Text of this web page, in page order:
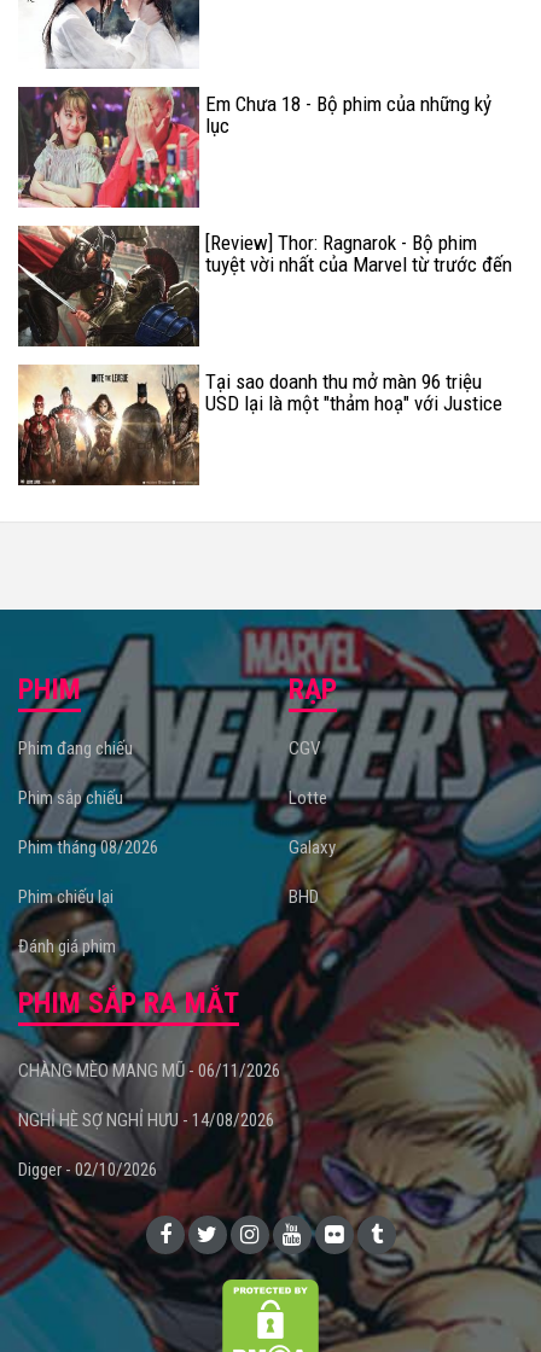
Em Chưa 18 - Bộ phim của những kỷ
lục
[Review] Thor: Ragnarok - Bộ phim
tuyệt vời nhất của Marvel từ trước đến
Tại sao doanh thu mở màn 96 triệu
USD lại là một "thảm hoạ" với Justice
PHIM
Phim đang chiếu
Phim sắp chiếu
Phim tháng 08/2026
Phim chiếu lại
Đánh giá phim
RẠP
CGV
Lotte
Galaxy
BHD
PHIM SẮP RA MẮT
CHÀNG MÈO MANG MŨ - 06/11/2026
NGHỈ HÈ SỢ NGHỈ HƯU - 14/08/2026
Digger - 02/10/2026